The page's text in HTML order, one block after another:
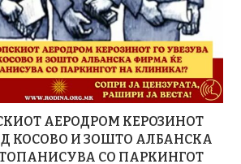
АЕРОДРОМ КЕРОЗИНОТ
КОСОВО И ЗОШТО АЛБАНСКА
СО ПАРКИНГОТ